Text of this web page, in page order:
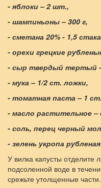
- яблоки – 2 шт.,
- шампиньоны – 300 г,
- сметана 20% - 1,5
- орехи грецкие
- сыр твердый тертый
- мука – 1/2 ст. ложки,
- томатная паста – 1
- масло растительное
- соль, перец черный
- зелень укропа
У вилка капусты отделите
подсоленной воде в
срежьте утолщенные части.